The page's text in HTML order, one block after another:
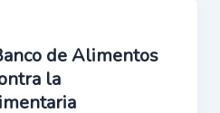
de Alimentos
la